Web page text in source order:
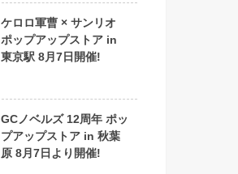
ケロロ軍曹 × サンリオ
ポップアップストア in
東京駅 8月7日開催!
GCノベルズ 12周年 ポッ
プアップストア in 秋葉
原 8月7日より開催!